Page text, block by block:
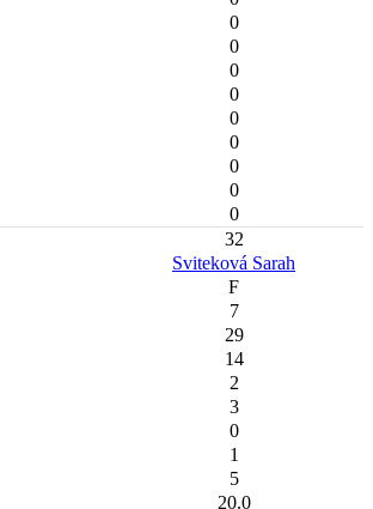
0
0
0
0
0
0
0
0
0
32
Sviteková Sarah
F
7
29
14
2
3
0
1
5
20.0